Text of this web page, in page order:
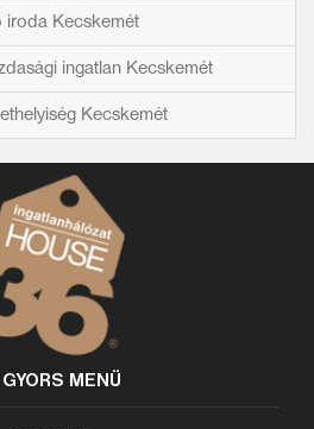
iroda Kecskemét
ingatlan Kecskemét
Kecskemét
GYORS MENÜ